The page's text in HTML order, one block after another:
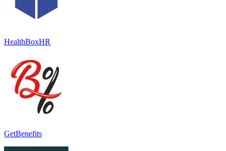
HealthBoxHR
GetBenefits